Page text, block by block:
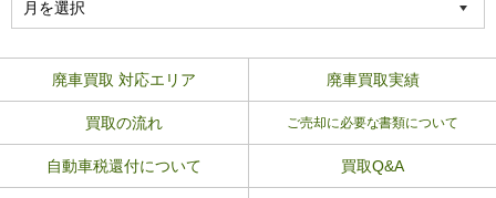
廃車買取 対応エリア 廃車買取実績
買取の流れ ご売却に必要な書類について
自動車税還付について 買取Q&A